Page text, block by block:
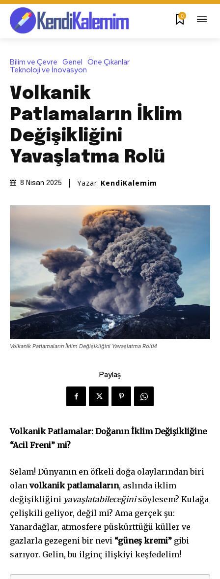
0
Bilim ve Çevre Genel Öne Çıkanlar
Teknoloji ve İnovasyon
Volkanik
Patlamaların İklim
Değişikliğini
Yavaşlatma Rolü
8 Nisan 2025 Yazar: KendiKalemim
Volkanik Patlamaların İklim Değişikliğini Yavaşlatma Rolü4
Paylaş
Volkanik Patlamalar: Doğanın İklim Değişikliğine
“Acil Freni” mi?
Selam! Dünyanın en öfkeli doğa olaylarından biri
olan volkanik patlamaların, aslında iklim
değişikliğini yavaşlatabileceğinisöylesem? Kulağa
çelişkili geliyor, değil mi? Ama gerçek şu:
Yanardağlar, atmosfere püskürttüğü küller ve
gazlarla gezegeni bir nevi “güneş kremi” gibi
sarıyor. Gelin, bu ilginç ilişkiyi keşfedelim!